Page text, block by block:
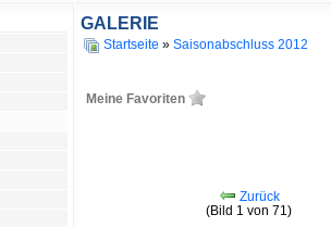
GALERIE
Startseite » Saisonabschluss 2012
Meine Favoriten
Zurück
(Bild 1 von 71)